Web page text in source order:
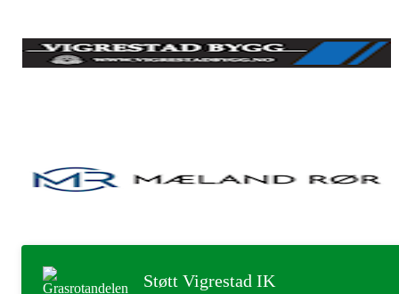
Støtt Vigrestad IK